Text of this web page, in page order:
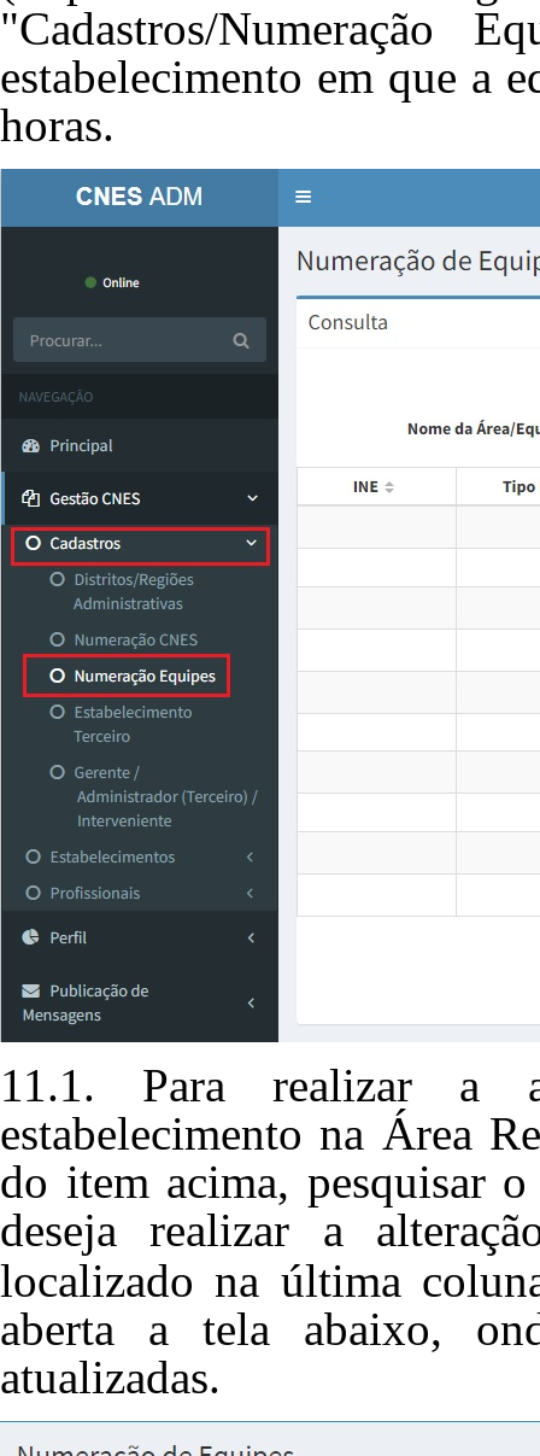
"Cadastros/Numeração
estabelecimento em que a
horas.
11.1. Para realizar a
estabelecimento na Área
do item acima, pesquisar
deseja realizar a
localizado na última
aberta a tela abaixo,
atualizadas.